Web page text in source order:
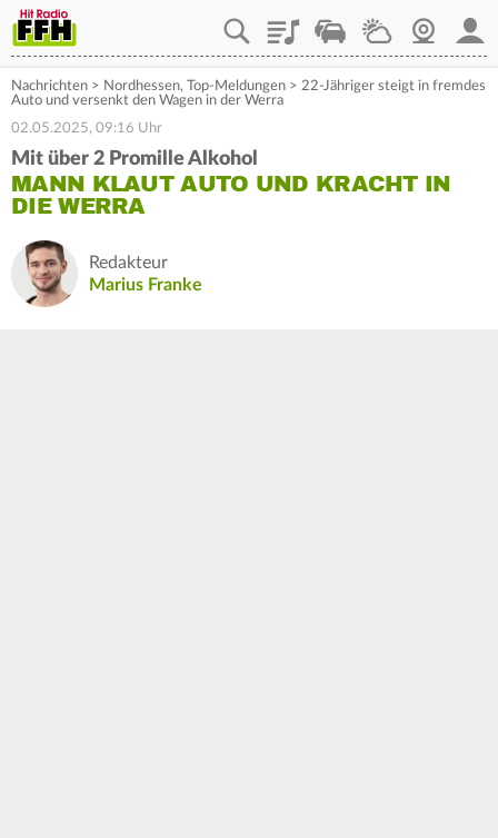
PlaylistStaupilotWetterWebcam
Nachrichten > Nordhessen, Top-Meldungen > 22-Jähriger steigt in fremdes
Auto und versenkt den Wagen in der Werra
02.05.2025, 09:16 Uhr
Mit über 2 Promille Alkohol
MANN KLAUT AUTO UND KRACHT IN
DIE WERRA
Redakteur
Marius Franke